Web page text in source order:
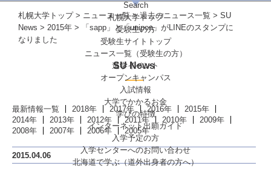
Search
札幌大学トップ
受験生の方
受験生サイトトップ
ニュース一覧（受験生の方）
進学イベント
オープンキャンパス
入試情報
大学でかかるお金
学びの特徴
インターネット出願ガイド
入学予定の方
入学センターへのお問い合わせ
北海道で学ぶ（道外出身者の方へ）
札幌大学トップ> ニュース一覧>過去のニュース一覧 > SU
News > 2015年 > 「sapp」と「unipon」がLINEのスタンプに
なりました
SU News
最新情報一覧 2018年 2017年 2016年
2015年
2014年
2013年 2012年 2011年 2010年
2009年
2008年
2007年 2006年 2005年
2015.04.06